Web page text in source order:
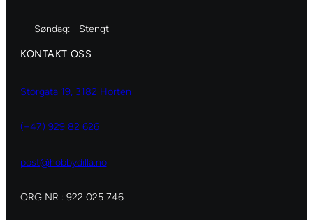
Søndag: Stengt
KONTAKT OSS
Storgata 19, 3182 Horten
(+47) 929 82 626
post@hobbydilla.no
ORG NR : 922 025 746